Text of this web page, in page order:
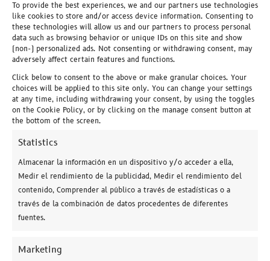
To provide the best experiences, we and our partners use technologies
like cookies to store and/or access device information. Consenting to
these technologies will allow us and our partners to process personal
data such as browsing behavior or unique IDs on this site and show
(non-) personalized ads. Not consenting or withdrawing consent, may
adversely affect certain features and functions.
Click below to consent to the above or make granular choices. Your
choices will be applied to this site only. You can change your settings
at any time, including withdrawing your consent, by using the toggles
on the Cookie Policy, or by clicking on the manage consent button at
the bottom of the screen.
Statistics
Almacenar la información en un dispositivo y/o acceder a ella,
Medir el rendimiento de la publicidad, Medir el rendimiento del
contenido, Comprender al público a través de estadísticas o a
través de la combinación de datos procedentes de diferentes
fuentes.
Marketing
Enviar comentario
Tu dirección de correo electrónico no será publicada.
Los campos obligatorios están marcados con*